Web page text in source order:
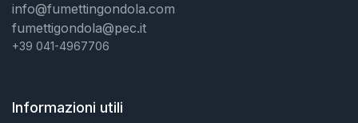
info@fumettingondola.com
fumettigondola@pec.it
+39 041-4967706
Informazioni utili